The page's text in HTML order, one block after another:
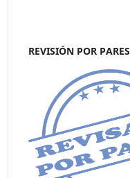
REVISIÓN POR PARES